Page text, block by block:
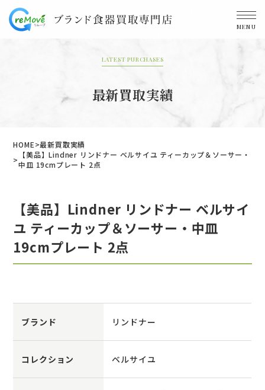
MENU
LATEST PURCHASES
最新買取実績
HOME
最新買取実績
【美品】Lindner リンドナー ベルサイユ ティーカップ＆ソーサー・
中皿 19cmプレート 2点
【美品】Lindner リンドナー ベルサイ
ユ ティーカップ＆ソーサー・中皿
19cmプレート 2点
ブランド リンドナー
コレクション ベルサイユ